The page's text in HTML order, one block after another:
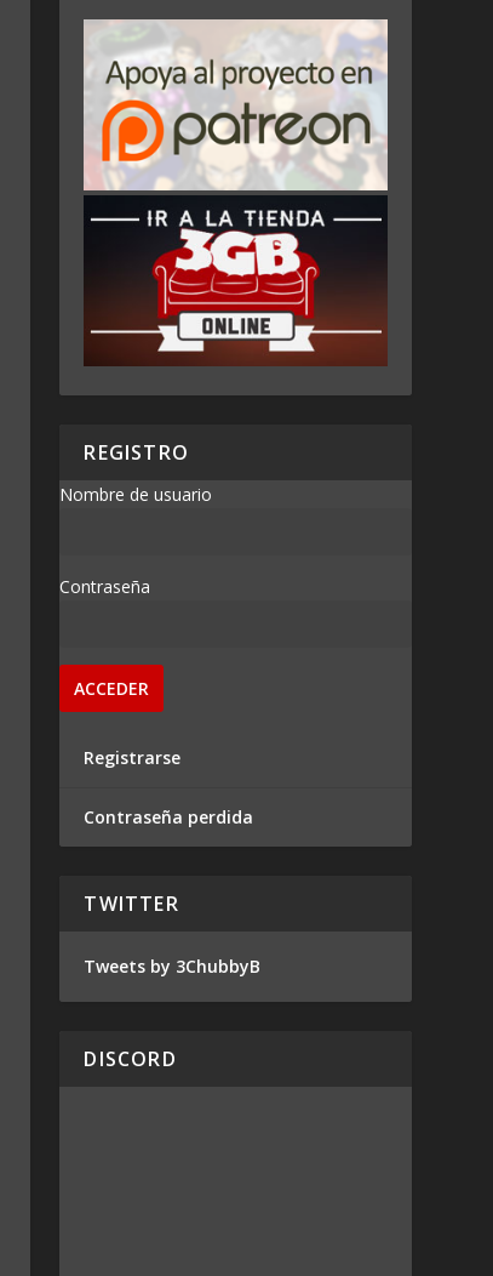
REGISTRO
Nombre de usuario
Contraseña
Registrarse
Contraseña perdida
TWITTER
Tweets by 3ChubbyB
DISCORD